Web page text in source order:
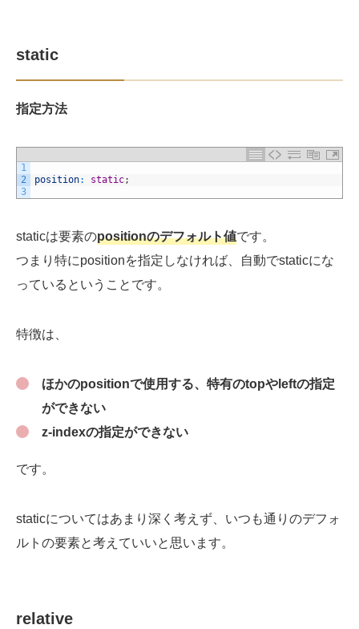
static
指定方法
1
2
3
position: static;
staticは要素のpositionのデフォルト値です。
つまり特にpositionを指定しなければ、自動でstaticにな
っているということです。
特徴は、
ほかのpositionで使用する、特有のtopやleftの指定
ができない
z-indexの指定ができない
です。
staticについてはあまり深く考えず、いつも通りのデフォ
ルトの要素と考えていいと思います。
relative